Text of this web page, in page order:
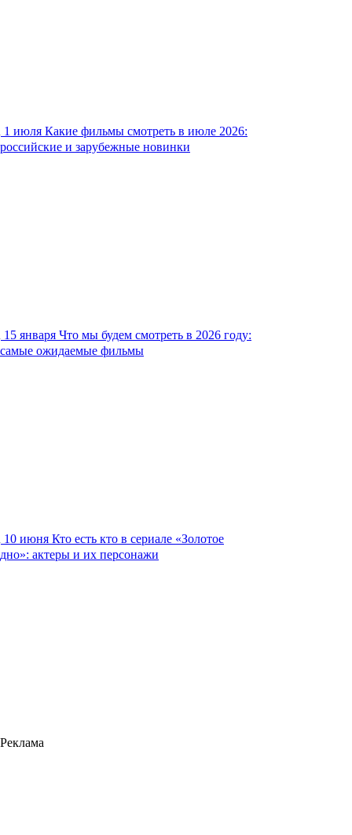
1 июля Какие фильмы смотреть в июле 2026:
российские и зарубежные новинки
15 января Что мы будем смотреть в 2026 году:
самые ожидаемые фильмы
10 июня Кто есть кто в сериале «Золотое
дно»: актеры и их персонажи
Реклама